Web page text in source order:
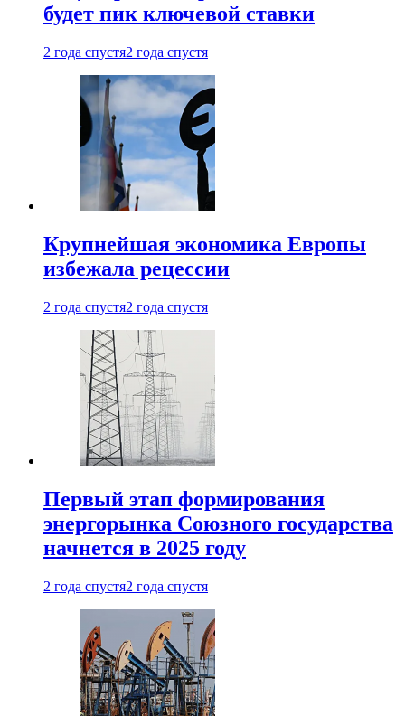
будет пик ключевой ставки
2 года спустя2 года спустя
Крупнейшая экономика Европы
избежала рецессии
2 года спустя2 года спустя
Первый этап формирования
энергорынка Союзного государства
начнется в 2025 году
2 года спустя2 года спустя